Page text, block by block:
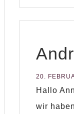
20.
Hallo
wir